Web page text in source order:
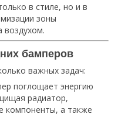
в стиле, но и в
зоны
воздухом.
бамперов
важных задач:
поглощает энергию
радиатор,
компоненты, а также